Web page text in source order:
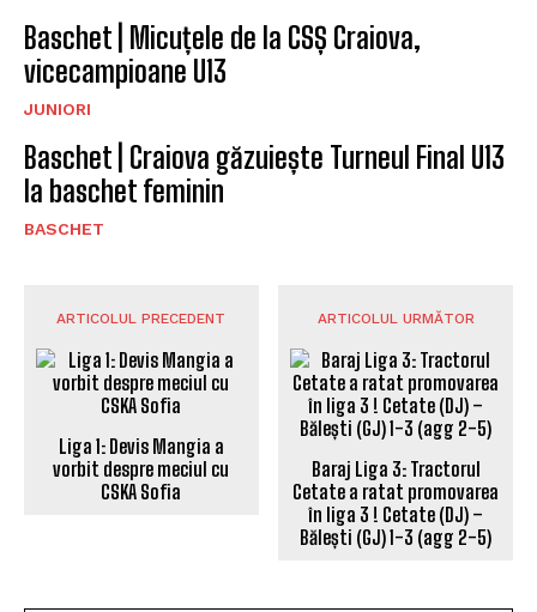
Baschet | Micuțele de la CSȘ Craiova,
vicecampioane U13
JUNIORI
Baschet | Craiova găzuiește Turneul Final U13
la baschet feminin
BASCHET
ARTICOLUL PRECEDENT
Liga 1: Devis Mangia a
vorbit despre meciul cu
CSKA Sofia
ARTICOLUL URMĂTOR
Baraj Liga 3: Tractorul
Cetate a ratat promovarea
în liga 3 ! Cetate (DJ) –
Bălești (GJ) 1-3 (agg 2-5)